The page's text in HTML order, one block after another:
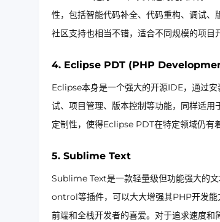
性，包括智能代码补全、代码重构、调试
社区支持也相当不错，适合不同规模的项目
4. Eclipse PDT (PHP
Eclipse本身是一个强大的开源IDE，通过
试、项目管理、版本控制等功能，同样适
定制性，使得Eclipse PDT在特定领域仍有
5. Sublime Text
Sublime Text是一款轻量级但功能强大的
ontrol等插件，可以大大增强其PHP开发
前端和全栈开发者的喜爱。对于追求速度